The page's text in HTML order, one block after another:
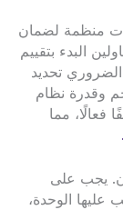
منظمة لضمان
البدء بتقييم
تحديد
وقدرة نظام
فعالًا، مما
.
يجب على
عليها الوحدة،